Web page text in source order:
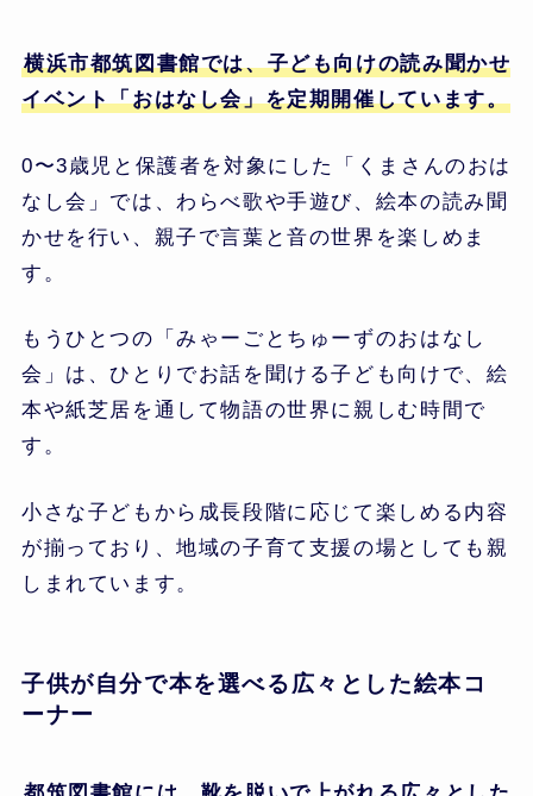
横浜市都筑図書館では、子ども向けの読み聞かせ
イベント「おはなし会」を定期開催しています。
0〜3歳児と保護者を対象にした「くまさんのおは
なし会」では、わらべ歌や手遊び、絵本の読み聞
かせを行い、親子で言葉と音の世界を楽しめま
す。
もうひとつの「みゃーごとちゅーずのおはなし
会」は、ひとりでお話を聞ける子ども向けで、絵
本や紙芝居を通して物語の世界に親しむ時間で
す。
小さな子どもから成長段階に応じて楽しめる内容
が揃っており、地域の子育て支援の場としても親
しまれています。
子供が自分で本を選べる広々とした絵本コ
ーナー